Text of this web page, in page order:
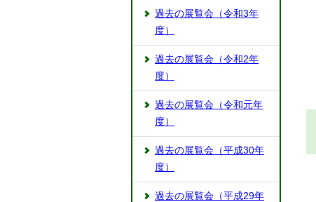
過去の展覧会（令和3年
度）
過去の展覧会（令和2年
度）
過去の展覧会（令和元年
度）
過去の展覧会（平成30年
度）
過去の展覧会（平成29年